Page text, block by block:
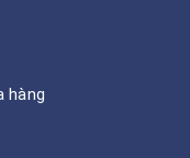
hàng